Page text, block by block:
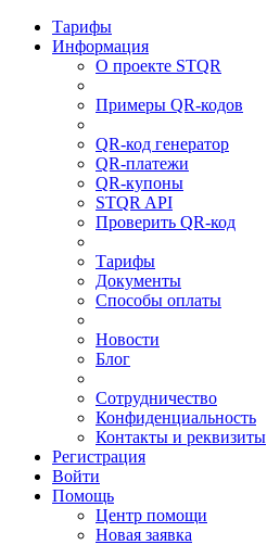
Тарифы
Информация
О проекте STQR
Примеры QR-кодов
QR-код генератор
QR-платежи
QR-купоны
STQR API
Проверить QR-код
Тарифы
Документы
Способы оплаты
Новости
Блог
Сотрудничество
Конфиденциальность
Контакты и реквизиты
Регистрация
Войти
Помощь
Центр помощи
Новая заявка